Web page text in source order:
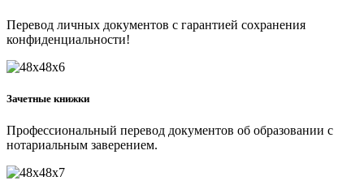
Перевод личных документов с гарантией сохранения
конфиденциальности!
Зачетные книжки
Профессиональный перевод документов об образовании с
нотариальным заверением.